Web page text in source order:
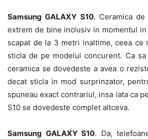
Samsung GALAXY S10. Ceramica
extrem de bine inclusiv in momentul
scapat de la 3 metri inaltime, ceea ce
sticla de pe modelul concurent. Ca
ceramica se dovedeste a avea o
decat sticla in mod surprinzator,
spuneau exact contrariul, insa iata ca
S10 se dovedeste complet altceva.
Samsung GALAXY S10. Da,